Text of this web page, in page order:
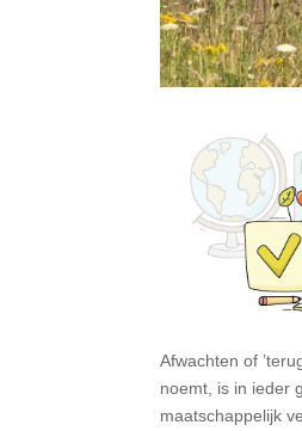
Afwachten of
noemt, is in ieder
maatschappelijk